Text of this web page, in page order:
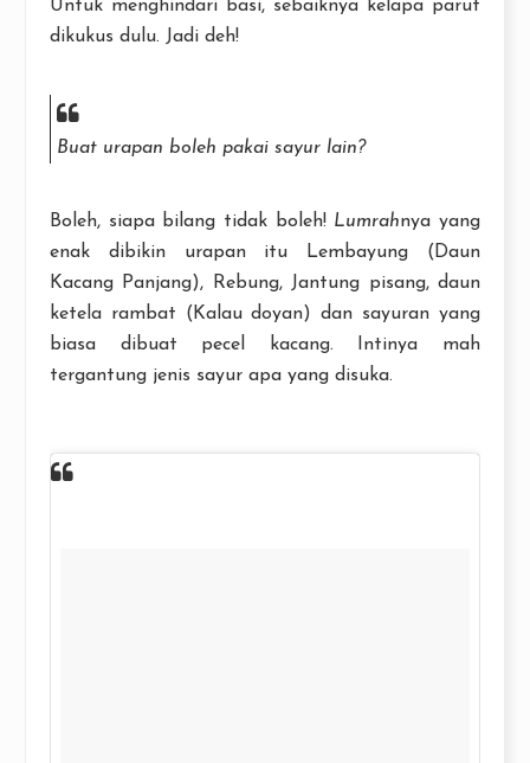
Untuk menghindari basi, sebaiknya kelapa parut
dikukus dulu. Jadi deh!
Buat urapan boleh pakai sayur lain?
Boleh, siapa bilang tidak boleh! Lumrahnya yang
enak dibikin urapan itu Lembayung (Daun
Kacang Panjang), Rebung, Jantung pisang, daun
ketela rambat (Kalau doyan) dan sayuran yang
biasa dibuat pecel kacang. Intinya mah
tergantung jenis sayur apa yang disuka.